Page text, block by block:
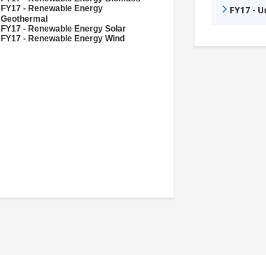
FY17 - Renewable Energy
Geothermal
FY17 - Renewable Energy Solar
FY17 - Renewable Energy Wind
FY17 -